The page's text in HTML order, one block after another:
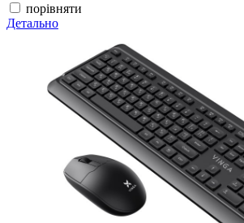
порівняти
Детально